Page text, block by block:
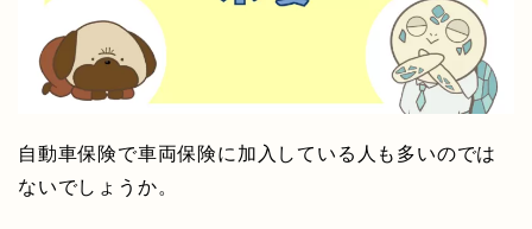
自動車保険で車両保険に加入している人も多いのでは
ないでしょうか。